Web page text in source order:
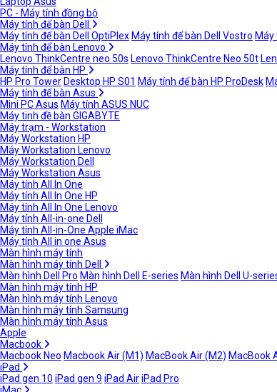
PC - Máy tính đồng bộ
Máy tính để bàn Dell
Máy tính để bàn Dell OptiPlex Máy tính để bàn Dell Vostro Máy
Máy tính để bàn Lenovo
Lenovo ThinkCentre neo 50s Lenovo ThinkCentre Neo 50t
Máy tính để bàn HP
HP Pro Tower Desktop HP S01 Máy tính để bàn HP ProDesk
Máy tính để bàn Asus
Mini PC Asus Máy tính ASUS NUC
Máy tinh đề bàn GIGABYTE
Máy trạm - Workstation
Máy Workstation HP
Máy Workstation Lenovo
Máy Workstation Dell
Máy Workstation Asus
Máy tính All In One
Máy tính All In One HP
Máy tính All In One Lenovo
Máy tính All-in-one Dell
Máy tính All-in-One Apple iMac
Máy tính All in one Asus
Màn hình máy tính
Màn hình máy tính Dell
Màn hình Dell Pro Màn hình Dell E-series Màn hình Dell U-
Màn hình máy tính HP
Màn hình máy tính Lenovo
Màn hình máy tính Samsung
Màn hình máy tính Asus
Apple
Macbook
Macbook Neo Macbook Air (M1) MacBook Air (M2) MacBook
iPad
iPad gen 10 iPad gen 9 iPad AiriPad Pro